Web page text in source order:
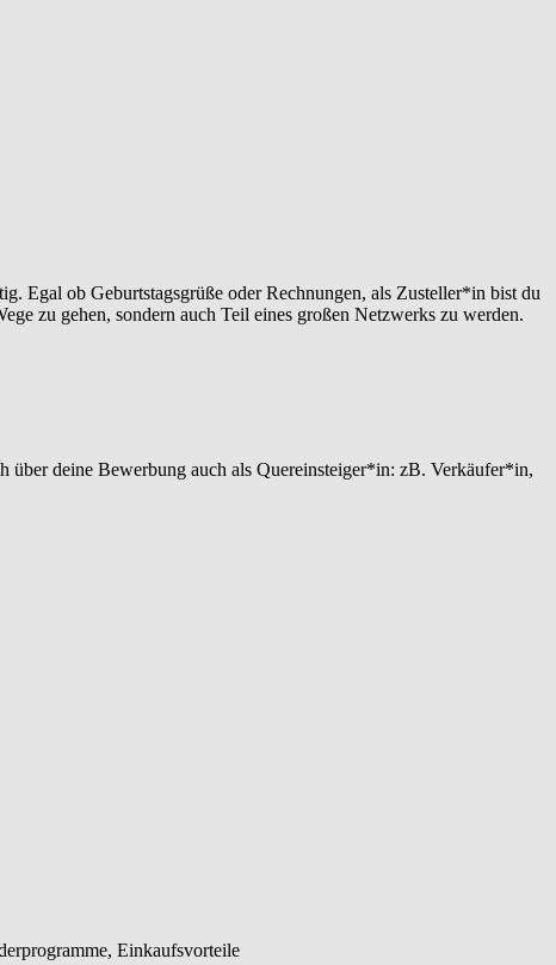
Egal ob Geburtstagsgrüße oder Rechnungen, als Zusteller*in bist du
zu gehen, sondern auch Teil eines großen Netzwerks zu werden.
über deine Bewerbung auch als Quereinsteiger*in: zB. Verkäufer*in,
Einkaufsvorteile